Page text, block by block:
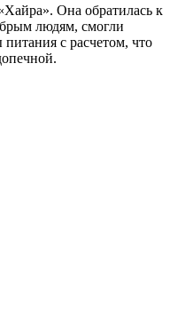
Она обратилась к
людям, смогли
с расчетом, что